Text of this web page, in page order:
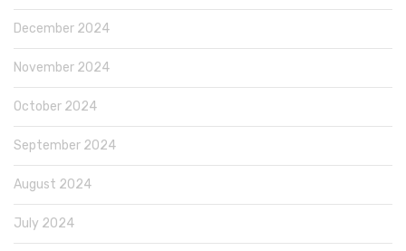
December 2024
November 2024
October 2024
September 2024
August 2024
July 2024